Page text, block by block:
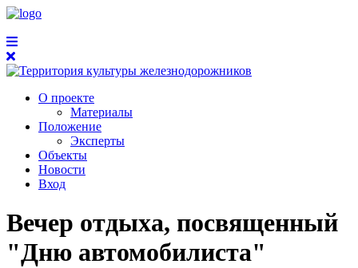
О проекте
Материалы
Положение
Эксперты
Объекты
Новости
Вход
Вечер отдыха, посвященный
"Дню автомобилиста"